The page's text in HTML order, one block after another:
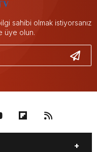
sahibi olmak istiyorsanız
üye olun.